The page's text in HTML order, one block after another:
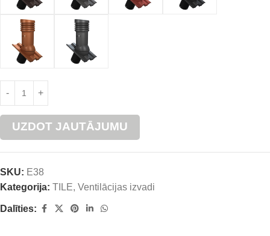
UZDOT JAUTĀJUMU
SKU: E38
Kategorija: TILE, Ventilācijas izvadi
Dalīties: